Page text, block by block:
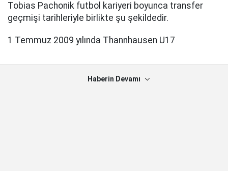
Tobias Pachonik futbol kariyeri boyunca transfer
geçmişi tarihleriyle birlikte şu şekildedir.
1 Temmuz 2009 yılında Thannhausen U17
Haberin Devamı